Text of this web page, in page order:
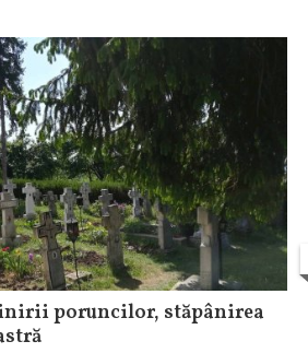
poruncilor, stăpânirea